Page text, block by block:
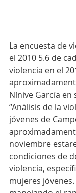
La encuesta de
el 2010 5.6 de
violencia en el
Nínive García en
“Análisis de la
jóvenes de
noviembre
condiciones de
violencia,
mujeres